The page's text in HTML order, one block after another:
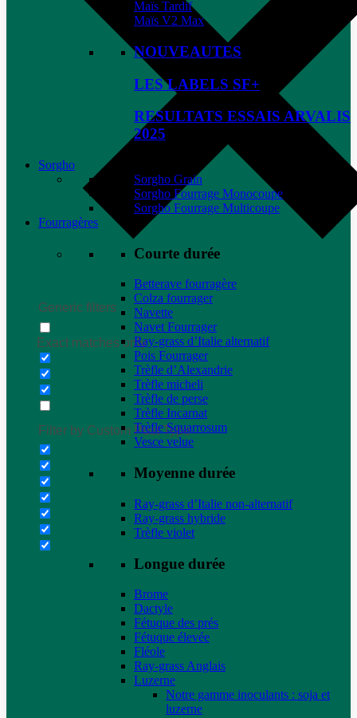
Generic filters
Exact matches only
Filter by Custom Post Type
Maïs Tardif
Maïs V2 Max
NOUVEAUTES
LES LABELS SF+
RESULTATS ESSAIS ARVALIS
2025
Sorgho
Sorgho Grain
Sorgho Fourrage Monocoupe
Sorgho Fourrage Multicoupe
Fourragères
Courte durée
Betterave fourragère
Colza fourrager
Navette
Navet Fourrager
Ray-grass d’Italie alternatif
Pois Fourrager
Trèfle d’Alexandrie
Trèfle micheli
Trèfle de perse
Trèfle Incarnat
Trèfle Squarrosum
Vesce velue
Moyenne durée
Ray-grass d’Italie non-alternatif
Ray-grass hybride
Trèfle violet
Longue durée
Brome
Dactyle
Fétuque des prés
Fétuque élevée
Fléole
Ray-grass Anglais
Luzerne
Notre gamme inoculants : soja et
luzerne